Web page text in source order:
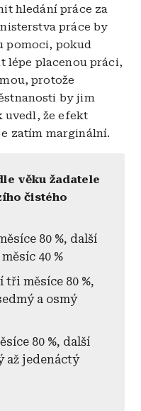
hledání práce za
práce by
pomoci, pokud
lépe placenou práci,
protože
by jim
uvedl, že efekt
zatím marginální.
věku žadatele
čistého
80 %, další
40 %
tři měsíce 80 %,
a osmý
80 %, další
až jedenáctý